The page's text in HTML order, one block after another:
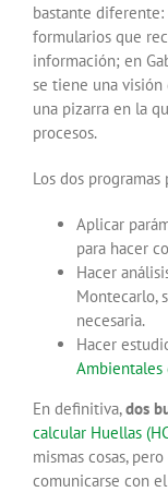
bastante diferente:
formularios que
información; en
se tiene una visión
una pizarra en la
procesos.
Los dos
Aplicar
para hacer
Hacer
Montecarlo,
necesaria.
Hacer
Ambientales
En definitiva,dos
calcular Huellas
mismas cosas,
comunicarse con